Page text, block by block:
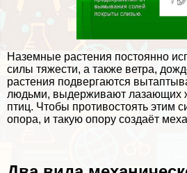
Наземные растения постоянно
силы тяжести, а также ветра,
растения подвергаются
людьми, выдерживают лазающих
птиц. Чтобы противостоять этим
опора, и такую опору создаёт